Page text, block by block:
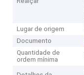
Lugar de origem
Documento
Quantidade de
ordem mínima